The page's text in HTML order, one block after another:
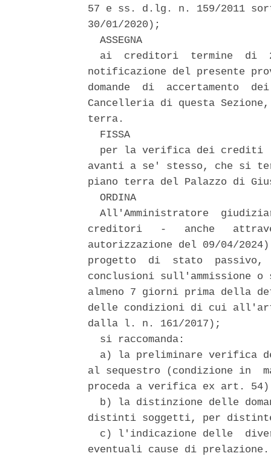
57 e ss. d.lg. n. 159/2011
30/01/2020);
  ASSEGNA
ai  creditori  termine  di
notificazione del presente
domande  di  accertamento
Cancelleria di questa
terra.
  FISSA
per la verifica dei crediti
avanti a se' stesso, che si
piano terra del Palazzo di
  ORDINA
All'Amministratore
creditori   -   anche
autorizzazione del 09/04/
progetto  di  stato  passivo,
conclusioni sull'ammissione
almeno 7 giorni prima della
delle condizioni di cui
dalla l. n. 161/2017);
  si raccomanda:
a) la preliminare verifica
al sequestro (condizione in
proceda a verifica ex art.
b) la distinzione delle
distinti soggetti, per
c) l'indicazione delle
eventuali cause di